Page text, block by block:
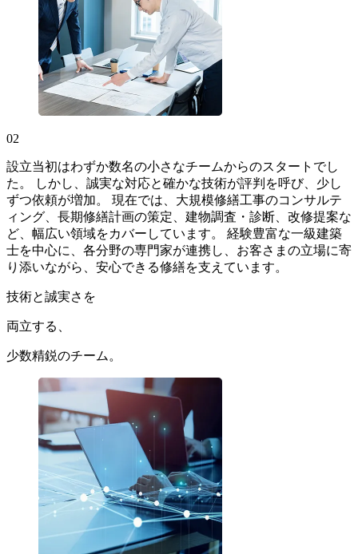
02
設立当初はわずか数名の小さなチームからのスタートでし
た。 しかし、誠実な対応と確かな技術が評判を呼び、少し
ずつ依頼が増加。 現在では、大規模修繕工事のコンサルテ
ィング、長期修繕計画の策定、建物調査・診断、改修提案な
ど、幅広い領域をカバーしています。 経験豊富な一級建築
士を中心に、各分野の専門家が連携し、お客さまの立場に寄
り添いながら、安心できる修繕を支えています。
技術と誠実さを
両立する、
少数精鋭のチーム。